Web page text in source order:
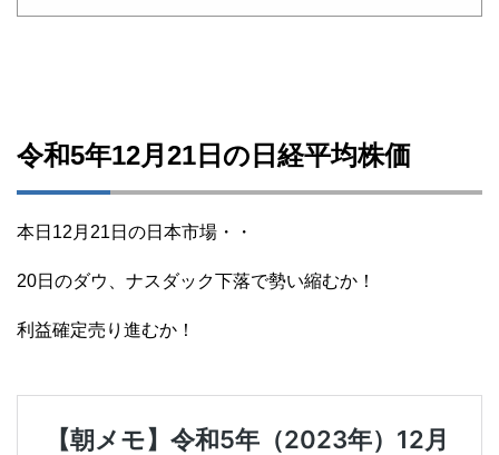
令和5年12月21日の日経平均株価
本日12月21日の日本市場・・
20日のダウ、ナスダック下落で勢い縮むか！
利益確定売り進むか！